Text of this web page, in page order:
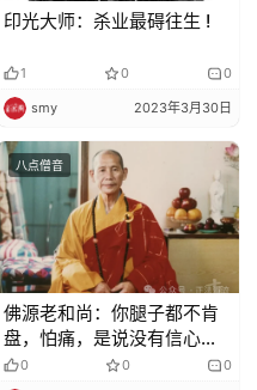
印光大师：杀业最碍往生 !
1 0 0
smy 2023年3月30日
八点僧音
佛源老和尚：你腿子都不肯
盘，怕痛，是说没有信心，
没有毅力
0 0 0